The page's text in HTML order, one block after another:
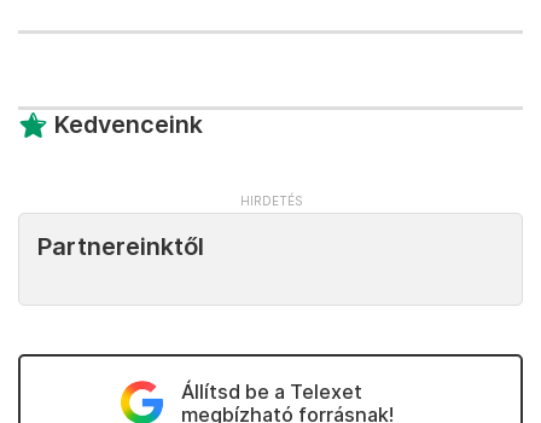
Kedvenceink
Partnereinktől
Állítsd be a Telexet
megbízható forrásnak!